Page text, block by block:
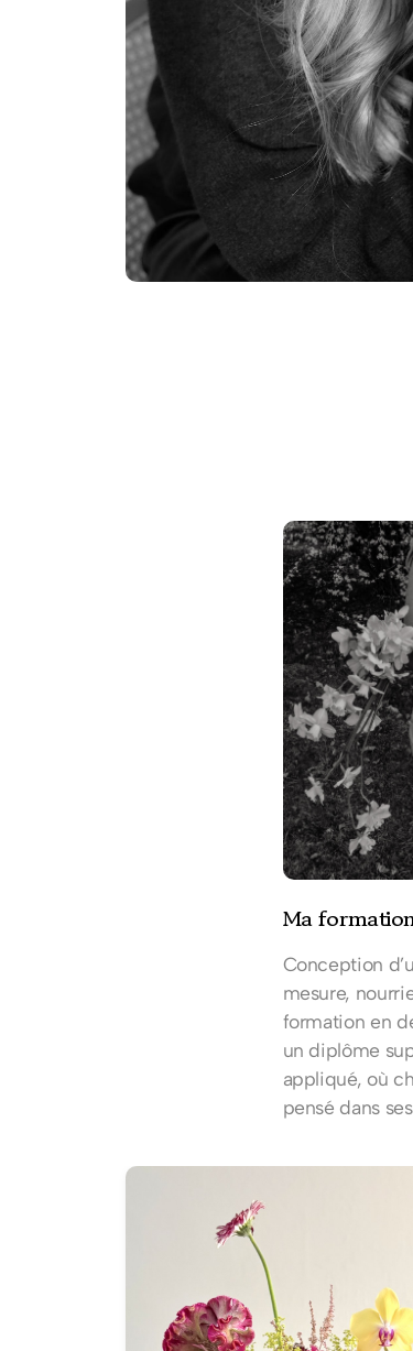
Ma
Conception
mesure,
formation en
un diplôme
appliqué, où
pensé dans